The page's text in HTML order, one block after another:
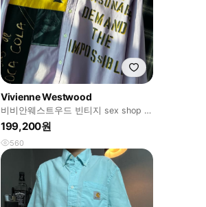
Vivienne Westwood
비비안웨스트우드 빈티지 sex shop 펑
크 빅셔츠
199,200원
560